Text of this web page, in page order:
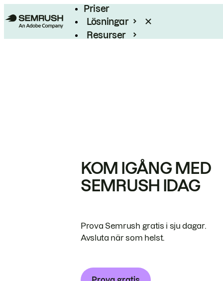
Priser
Lösningar
Resurser
KOM IGÅNG MED
SEMRUSH IDAG
Prova Semrush gratis i sju dagar.
Avsluta när som helst.